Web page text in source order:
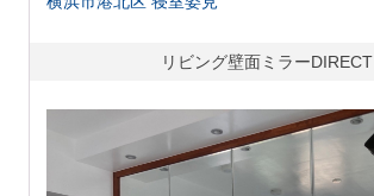
リビング壁面ミラーDIRECT